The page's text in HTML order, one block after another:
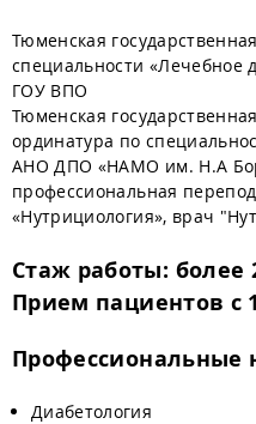
Тюменская
специальности «Лечебное
ГОУ ВПО
Тюменская
ординатура по
АНО ДПО «НАМО им. Н.А
профессиональная
«Нутрициология», врач
Стаж работы: более
Прием пациентов с
Профессиональные
Диабетология